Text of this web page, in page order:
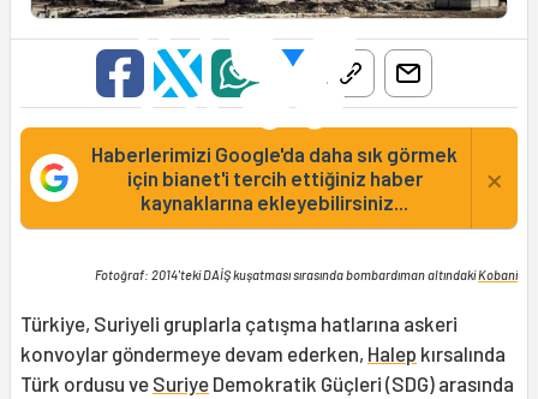
Haberlerimizi Google'da daha sık görmek
için bianet'i tercih ettiğiniz haber
kaynaklarına ekleyebilirsiniz...
×
Fotoğraf: 2014'teki DAİŞ kuşatması sırasında bombardıman altındakiKobani
Türkiye, Suriyeli gruplarla çatışma hatlarına askeri
konvoylar göndermeye devam ederken, Halep kırsalında
Türk ordusu ve Suriye Demokratik Güçleri (SDG) arasında